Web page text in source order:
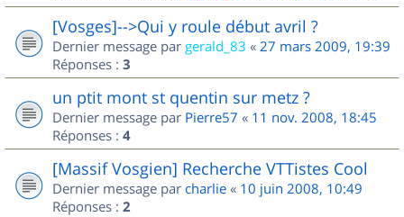
[Vosges]-->Qui y roule début avril ?
Dernier message par gerald_83 « 27 mars 2009, 19:39
Réponses : 3
un ptit mont st quentin sur metz ?
Dernier message par Pierre57 « 11 nov. 2008, 18:45
Réponses : 4
[Massif Vosgien] Recherche VTTistes Cool
Dernier message par charlie « 10 juin 2008, 10:49
Réponses : 2